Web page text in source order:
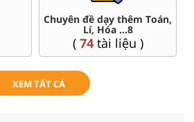
Chuyên đề dạy thêm Toán,
Lí, Hóa ...8
( 74tài liệu )
XEM TẤT CẢ